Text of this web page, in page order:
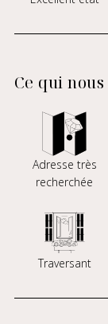
Ce qui nous
Adresse très
recherchée
Traversant